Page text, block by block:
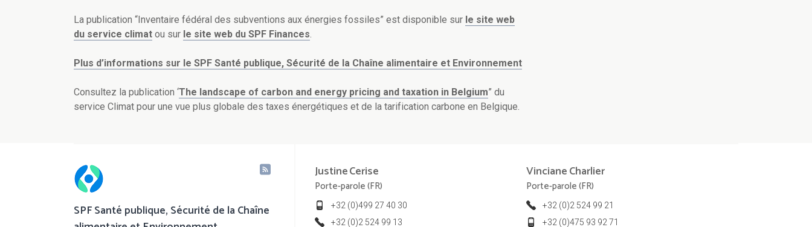
La publication “Inventaire fédéral des subventions aux énergies fossiles” est disponible sur le site web
du service climat ou sur le site web du SPF Finances.
Plus d’informations sur le SPF Santé publique, Sécurité de la Chaîne alimentaire et Environnement
Consultez la publication ‘The landscape of carbon and energy pricing and taxation in Belgium” du
service Climat pour une vue plus globale des taxes énergétiques et de la tarification carbone en Belgique.
SPF Santé publique, Sécurité de la Chaîne
JustineCerise
Porte-parole (FR)
+32 (0)499 27 40 30
+32 (0)2 524 99 13
VincianeCharlier
Porte-parole (FR)
+32 (0)2 524 99 21
+32 (0)475 93 92 71